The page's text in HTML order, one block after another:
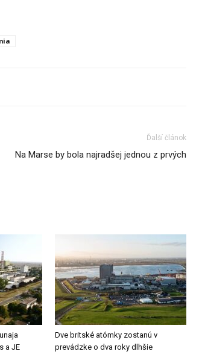
Ďalší článok
Na Marse by bola najradšej jednou z prvých
a JE
Dve britské atómky zostanú v
prevádzke o dva roky dlhšie